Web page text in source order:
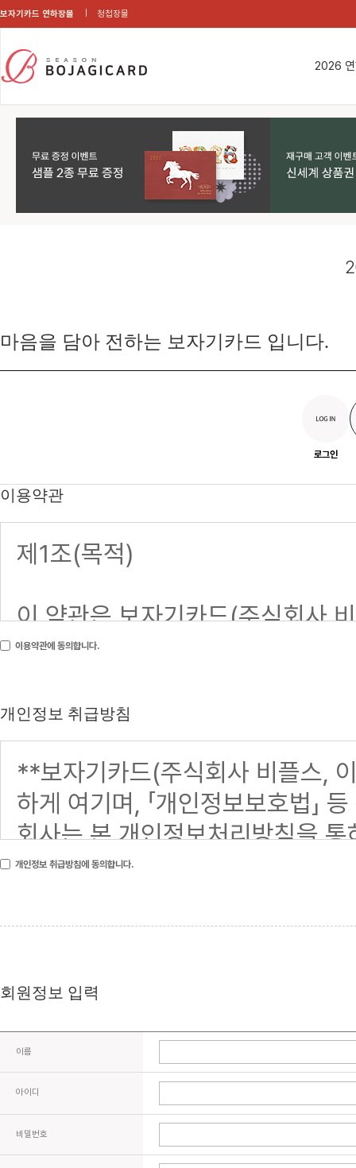
보자기카드 연하장몰 청첩장몰
2026
마음을 담아 전하는 보자기카드 입니다.
로그인
이용약관
이용약관에 동의합니다.
개인정보 취급방침
개인정보 취급방침에 동의합니다.
회원정보 입력
이름
아이디
비밀번호